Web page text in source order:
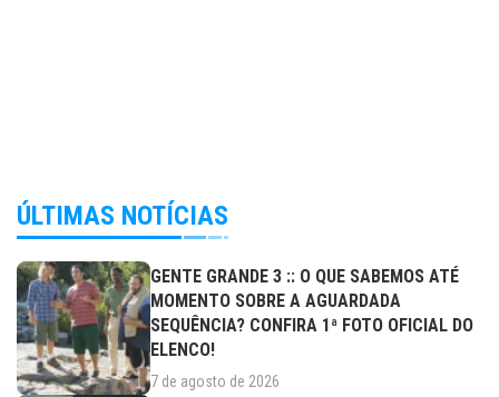
ÚLTIMAS NOTÍCIAS
GENTE GRANDE 3 :: O QUE SABEMOS ATÉ
MOMENTO SOBRE A AGUARDADA
SEQUÊNCIA? CONFIRA 1ª FOTO OFICIAL DO
ELENCO!
7 de agosto de 2026